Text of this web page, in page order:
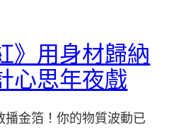
》用身材歸納
心思年夜戲
播金箔！你的物質波動已